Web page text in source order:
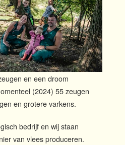
en een droom
(2024) 55 zeugen
en grotere varkens.
bedrijf en wij staan
van vlees produceren.